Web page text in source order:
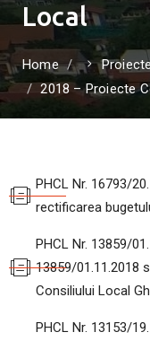
Local
Home
2018 – Proiecte
PHCL Nr. 16793/
rectificarea
PHCL Nr. 13859/
13859/01.11.2018
Consiliului Local
PHCL Nr. 13153/